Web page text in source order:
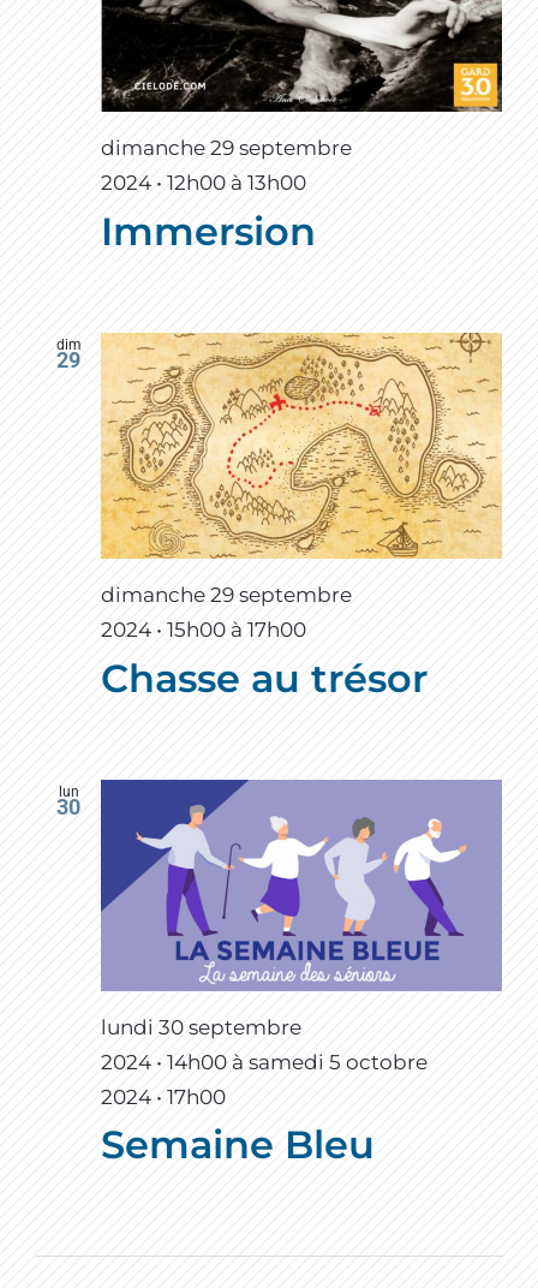
dimanche 29 septembre
2024 • 12h00à 13h00
Immersion
dim
29
dimanche 29 septembre
2024 • 15h00 à 17h00
Chasse au trésor
lun
30
lundi 30 septembre
2024 • 14h00 à samedi 5 octobre
2024 • 17h00
Semaine Bleu